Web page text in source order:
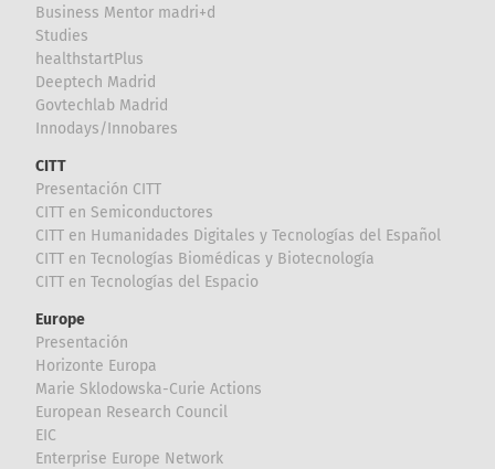
Business Mentor madri+d
Studies
healthstartPlus
Deeptech Madrid
Govtechlab Madrid
Innodays/Innobares
CITT
Presentación CITT
CITT en Semiconductores
CITT en Humanidades Digitales y Tecnologías del Español
CITT en Tecnologías Biomédicas y Biotecnología
CITT en Tecnologías del Espacio
Europe
Presentación
Horizonte Europa
Marie Sklodowska-Curie Actions
European Research Council
EIC
Enterprise Europe Network